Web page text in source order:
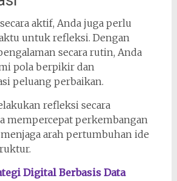
aktif, Anda juga perlu
untuk refleksi. Dengan
secara rutin, Anda
pola berpikir dan
peluang perbaikan.
refleksi secara
mempercepat perkembangan
arah pertumbuhan ide
Digital Berbasis Data